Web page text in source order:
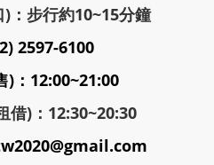
：步行約10~15分鐘
2597-6100
)：12:00~21:00
借)：12:30~20:30